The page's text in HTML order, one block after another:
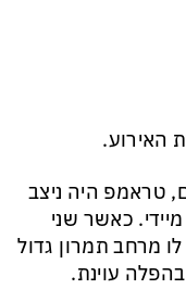
האירוע.
טראמפ היה ניצב
כאשר שני
מרחב תמרון גדול
עוינת.